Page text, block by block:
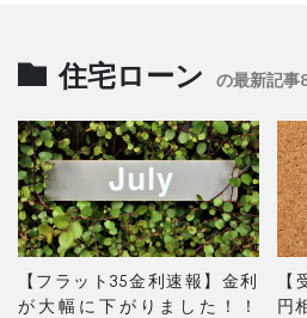
住宅ローン の最新記事
【フラット35金利速報】金利
が大幅に下がりました！！
円